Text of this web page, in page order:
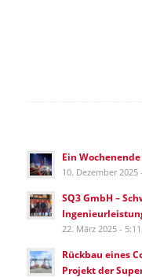
Ein
10. Dezember 2025
SQ3 GmbH –
22. März 2025 - 5:11
Rückbau eines
Projekt der